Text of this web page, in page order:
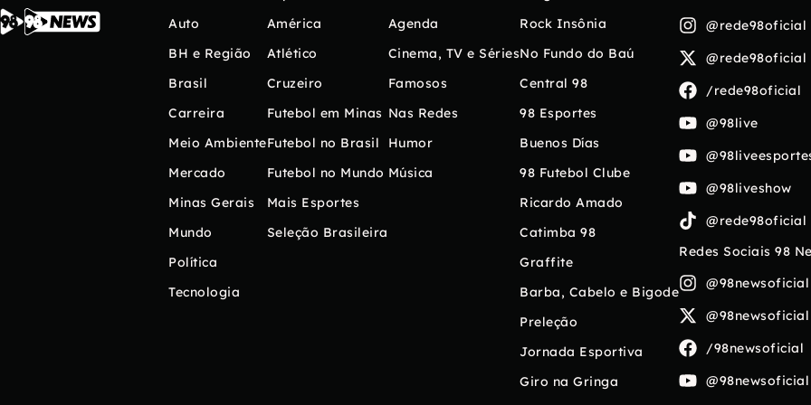
Auto
BH e Região
Brasil
Carreira
Meio Ambiente
Mercado
Minas Gerais
Mundo
Política
Tecnologia
América
Atlético
Cruzeiro
Futebol em Minas
Futebol no Brasil
Futebol no Mundo
Mais Esportes
Seleção Brasileira
Agenda
Cinema, TV e Séries
Famosos
Nas Redes
Humor
Música
Rock Insônia
No Fundo do Baú
Central 98
98 Esportes
Buenos Días
98 Futebol Clube
Ricardo Amado
Catimba 98
Graffite
Barba, Cabelo e Bigode
Preleção
Jornada Esportiva
Giro na Gringa
@rede98oficial
@rede98oficial
/rede98oficial
@98live
@98liveshow
@rede98oficial
Redes Sociais 98
@98newsoficial
@98newsoficial
/98newsoficial
@98newsoficial